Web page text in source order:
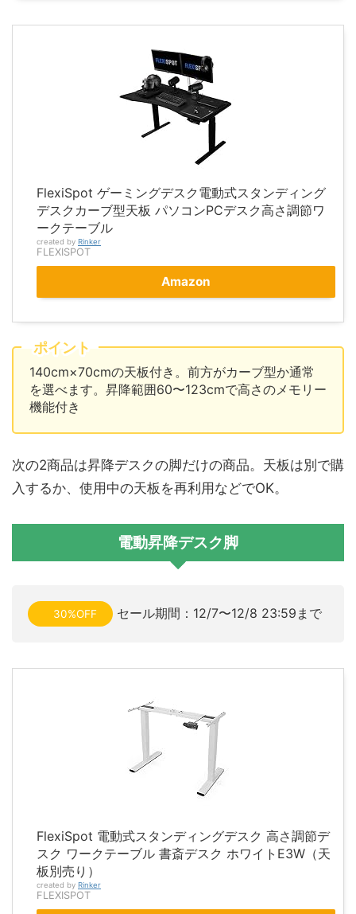
FlexiSpot ゲーミングデスク電動式スタンディング
デスクカーブ型天板 パソコンPCデスク高さ調節ワ
ークテーブル
created by Rinker
FLEXISPOT
Amazon
ポイント
140cm×70cmの天板付き。前方がカーブ型か通常
を選べます。昇降範囲60〜123cmで高さのメモリー
機能付き
次の2商品は昇降デスクの脚だけの商品。天板は別で購
入するか、使用中の天板を再利用などでOK。
電動昇降デスク脚
30%OFF セール期間：12/7〜12/8 23:59まで
FlexiSpot 電動式スタンディングデスク 高さ調節デ
スク ワークテーブル 書斎デスク ホワイトE3W（天
板別売り）
created by Rinker
FLEXISPOT